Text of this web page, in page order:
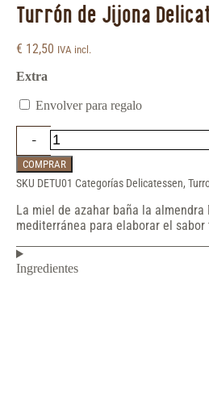
Turrón de Jijona
€ 12,50 IVA incl.
Extra
Envolver para regalo
COMPRAR
SKU DETU01 Categorías Delicatessen,
La miel de azahar baña la almendra
mediterránea para elaborar el
Ingredientes